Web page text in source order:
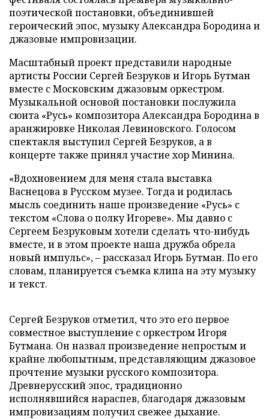
поэтической постановки, объединившей
героический эпос, музыку Александра Бородина и
джазовые импровизации.
Масштабный проект представили народные
артисты России Сергей Безруков и Игорь Бутман
вместе с Московским джазовым оркестром.
Музыкальной основой постановки послужила
сюита «Русь» композитора Александра Бородина в
аранжировке Николая Левиновского. Голосом
спектакля выступил Сергей Безруков, а в
концерте также принял участие хор Минина.
«Вдохновением для меня стала выставка
Васнецова в Русском музее. Тогда и родилась
мысль соединить наше произведение «Русь» с
текстом «Слова о полку Игореве». Мы давно с
Сергеем Безруковым хотели сделать что-нибудь
вместе, и в этом проекте наша дружба обрела
новый импульс», – рассказал Игорь Бутман. По его
словам, планируется съемка клипа на эту музыку
и текст.
Сергей Безруков отметил, что это его первое
совместное выступление с оркестром Игоря
Бутмана. Он назвал произведение непростым и
крайне любопытным, представляющим джазовое
прочтение музыки русского композитора.
Древнерусский эпос, традиционно
исполнявшийся нараспев, благодаря джазовым
импровизациям получил свежее дыхание.